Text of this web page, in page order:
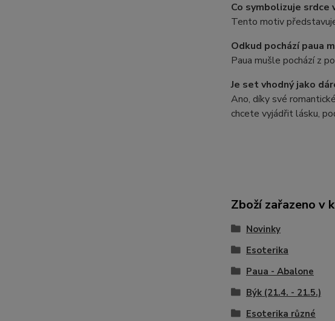
Co symbolizuje srdce
Tento motiv
Odkud pochází paua
Paua mušle pochází z
Je set vhodný jako
Ano, díky své
chcete vyjádřit lásku,
Zboží zařazeno v
Novinky
Esoterika
Paua - Abalone
Býk (21.4. - 21.5.)
Esoterika různé